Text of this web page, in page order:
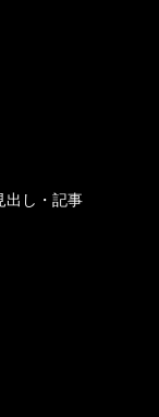
出し・記事